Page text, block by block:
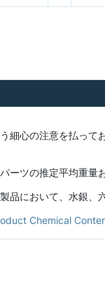
細心の注意を払っ
ーツの推定平均重
品において、水銀
Chemical